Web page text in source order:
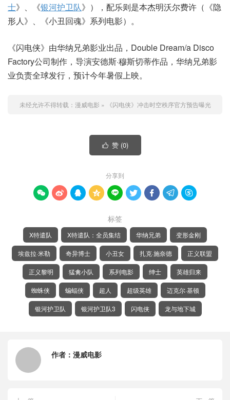
士》、《银河护卫队》），配乐则是本杰明沃尔费许（《隐
形人》、《小丑回魂》系列电影）。
《闪电侠》由华纳兄弟影业出品，Double Dream/a Disco
Factory公司制作，导演安德斯·穆斯切蒂作品，华纳兄弟影
业负责全球发行，预计今年暑假上映。
未经允许不得转载： 漫威电影 » 《闪电侠》冲击时空秩序官方预告曝光
 赞 (0)
分享到
        
标签
X特遣队 X特遣队：全员集结 华纳兄弟 变形金刚
埃兹拉·米勒 奇异博士 小丑女 扎克·施奈德 正义联盟
正义黎明 猛禽小队 系列电影 绅士 英雄归来
蜘蛛侠 蝙蝠侠 超人 超级英雄 迈克尔·基顿
银河护卫队 银河护卫队3 闪电侠 龙与地下城
作者： 漫威电影